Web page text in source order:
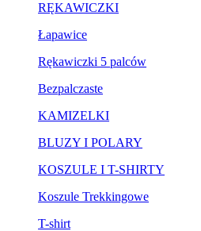
RĘKAWICZKI
Łapawice
Rękawiczki 5 palców
Bezpalczaste
KAMIZELKI
BLUZY I POLARY
KOSZULE I T-SHIRTY
Koszule Trekkingowe
T-shirt